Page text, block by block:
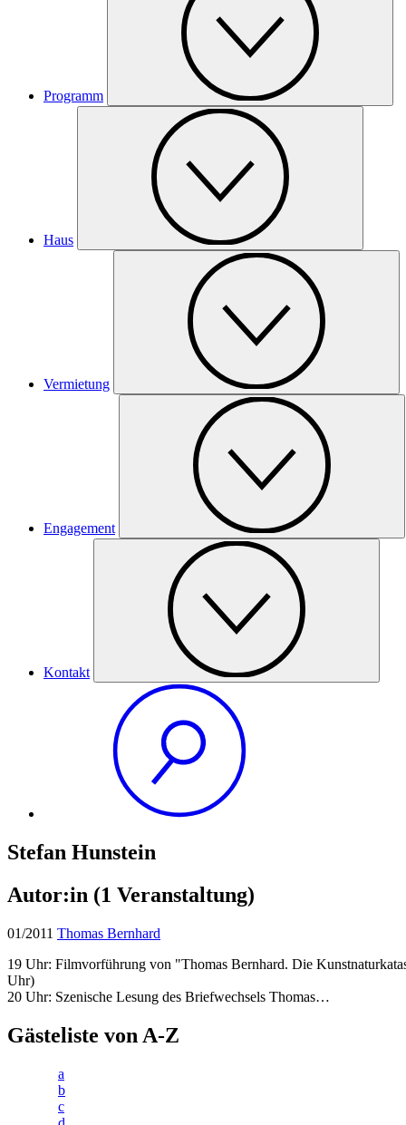
Programm
Haus
Vermietung
Engagement
Kontakt
Stefan Hunstein
Autor:in (1 Veranstaltung)
01/2011 Thomas Bernhard
19 Uhr: Filmvorführung von "Thomas Bernhard. Die
Uhr)
20 Uhr: Szenische Lesung des Briefwechsels Thomas…
Gästeliste von A-Z
a
b
c